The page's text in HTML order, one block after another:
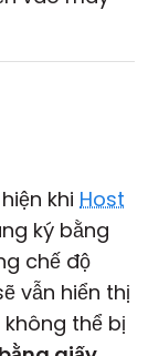
khi Host
ký bằng
chế độ
vẫn hiển thị
thể bị